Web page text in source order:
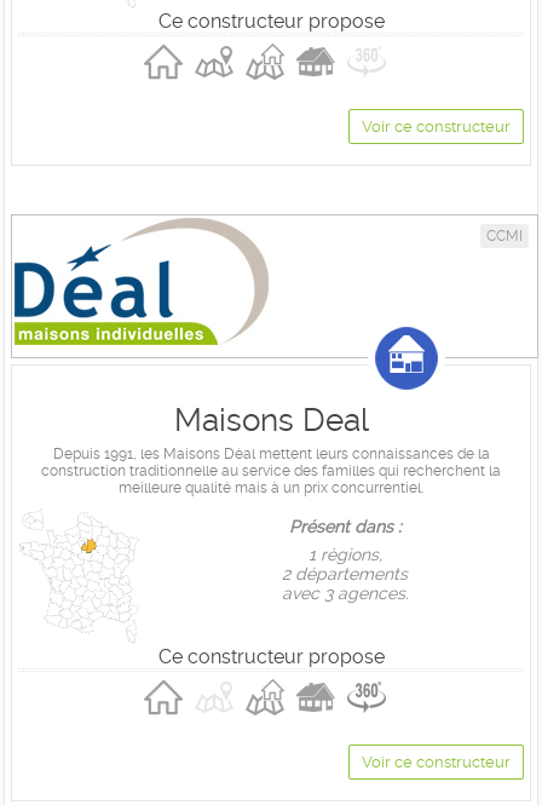
Ce constructeur propose
Voir ce constructeur
CCMI
Maisons Deal
Depuis 1991, les Maisons Déal mettent leurs connaissances de la
construction traditionnelle au service des familles qui recherchent la
meilleure qualité mais à un prix concurrentiel.
Présent dans :
1 règions,
2 départements
avec 3 agences.
Ce constructeur propose
Voir ce constructeur